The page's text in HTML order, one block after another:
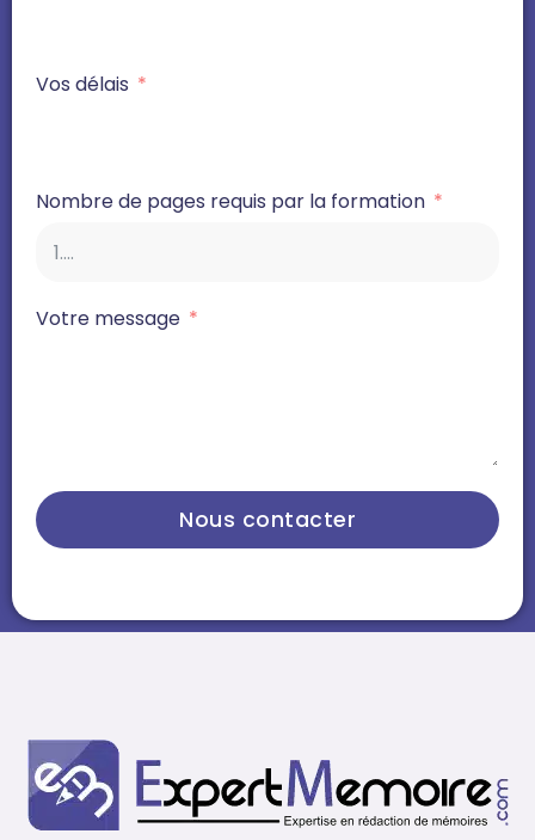
Vos délais
Nombre de pages requis par la formation
Votre message
Nous contacter